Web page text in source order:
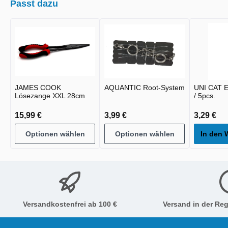
Passt dazu
JAMES COOK
Lösezange XXL 28cm
15,99 €
Optionen wählen
AQUANTIC Root-System
3,99 €
Optionen wählen
UNI CAT
/ 5pcs.
3,29 €
In den
Versandkostenfrei ab 100 € Versand in der